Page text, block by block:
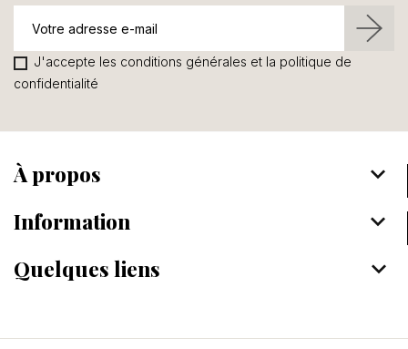
J'accepte les conditions générales et la politique de
confidentialité
À propos keyboard_arrow_down
Information keyboard_arrow_down
Quelques liens keyboard_arrow_down